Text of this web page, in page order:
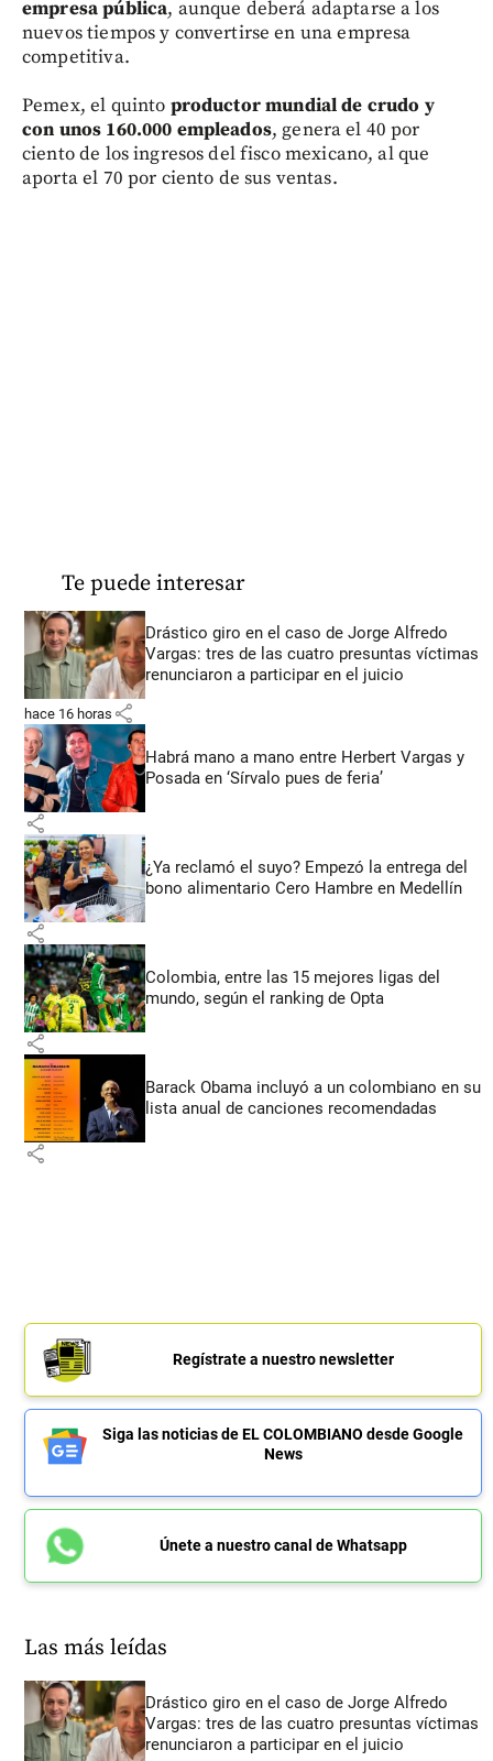
empresa pública, aunque deberá adaptarse a los
nuevos tiempos y convertirse en una empresa
competitiva.
Pemex, el quinto productor mundial de crudo y
con unos 160.000 empleados, genera el 40 por
ciento de los ingresos del fisco mexicano, al que
aporta el 70 por ciento de sus ventas.
Te puede interesar
Drástico giro en el caso de Jorge Alfredo
Vargas: tres de las cuatro presuntas víctimas
renunciaron a participar en el juicio
hace 16 horas share
Habrá mano a mano entre Herbert Vargas y
Posada en ‘Sírvalo pues de feria’
share
¿Ya reclamó el suyo? Empezó la entrega del
bono alimentario Cero Hambre en Medellín
share
Colombia, entre las 15 mejores ligas del
mundo, según el ranking de Opta
share
Barack Obama incluyó a un colombiano en su
lista anual de canciones recomendadas
share
Regístrate a nuestro newsletter
Siga las noticias de EL COLOMBIANO desde Google
News
Únete a nuestro canal de Whatsapp
Las más leídas
Drástico giro en el caso de Jorge Alfredo
Vargas: tres de las cuatro presuntas víctimas
renunciaron a participar en el juicio